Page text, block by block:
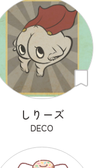
しりーズ
DECO